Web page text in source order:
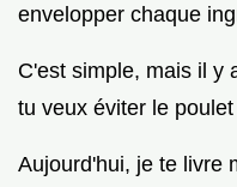
envelopper chaque
C'est simple, mais il y
tu veux éviter le
Aujourd'hui, je te livre